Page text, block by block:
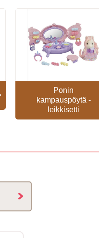
Ponin
kampauspöytä -
leikkisetti